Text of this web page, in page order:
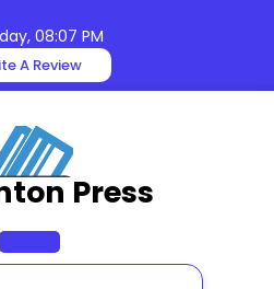
08:07 PM
A Review
Press
Open